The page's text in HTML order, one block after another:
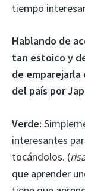
tiempo
Hablando de
tan estoico y
de emparejarla
del país por
Verde:
interesantes
tocándolos. (
que aprender